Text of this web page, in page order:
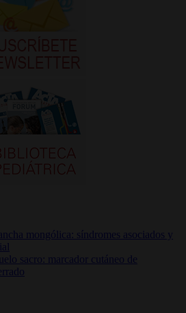
mongólica: síndromes asociados y
sacro: marcador cutáneo de